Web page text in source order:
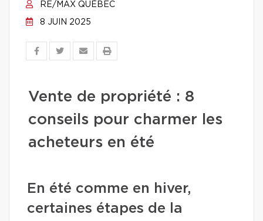
RE/MAX QUÉBEC
8 JUIN 2025
Vente de propriété : 8
conseils pour charmer les
acheteurs en été
En été comme en hiver,
certaines étapes de la